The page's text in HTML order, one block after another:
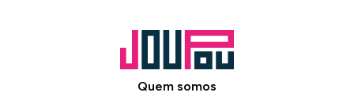
Quem somos